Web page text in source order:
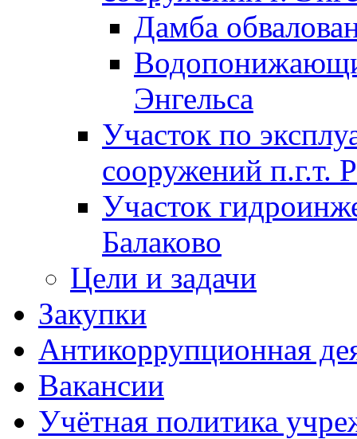
Дамба
Энгельса
Участок по
сооружений п.г.т.
Участок
Балаково
Цели и задачи
Закупки
Антикоррупционная
Вакансии
Учётная политика